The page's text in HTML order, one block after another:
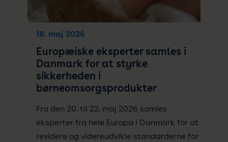
18. maj 2026
Europæiske eksperter samles i
Danmark for at styrke
sikkerheden i
børneomsorgsprodukter
Fra den 20. til 22. maj 2026 samles
eksperter fra hele Europa i Danmark for at
revidere og videreudvikle standarderne for